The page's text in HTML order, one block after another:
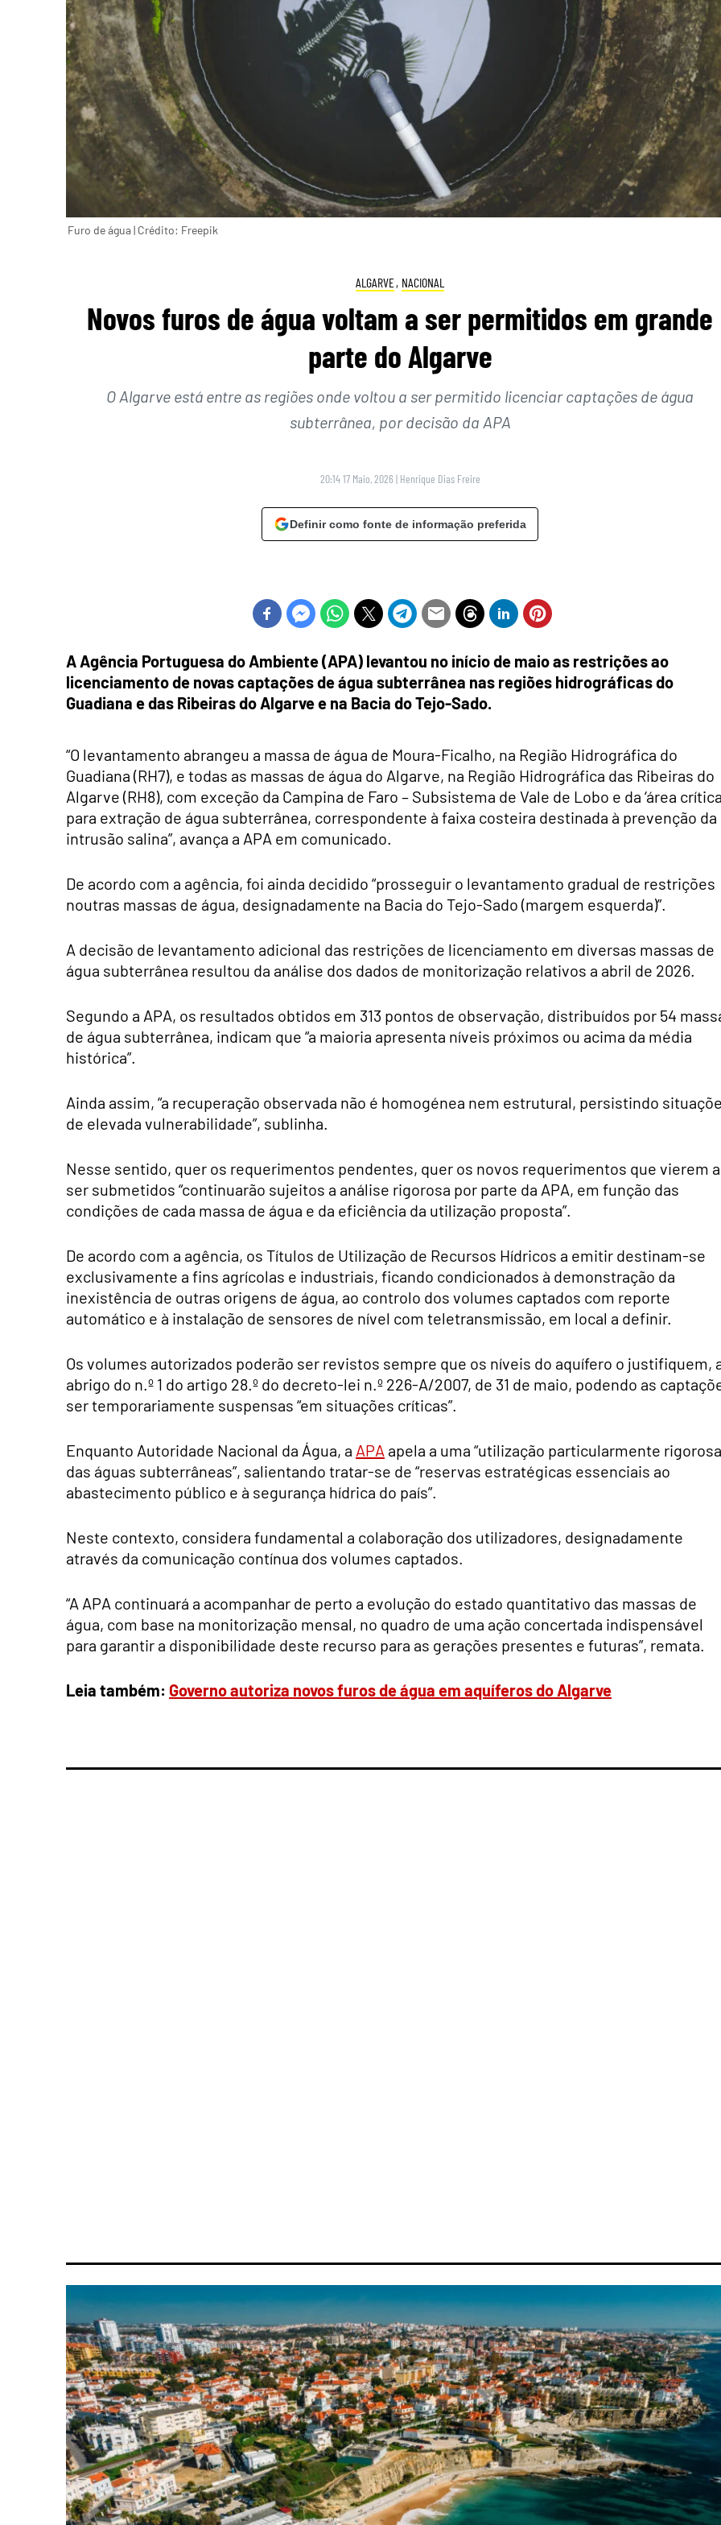
Furo de água | Crédito: Freepik
ALGARVE, NACIONAL
Novos furos de água voltam a ser permitidos em grande
parte do Algarve
O Algarve está entre as regiões onde voltou a ser permitido licenciar captações de água
subterrânea, por decisão da APA
20:14 17 Maio, 2026 | Henrique Dias Freire
Definir como fonte de informação preferida
A Agência Portuguesa do Ambiente (APA) levantou no início de maio as restrições ao
licenciamento de novas captações de água subterrânea nas regiões hidrográficas do
Guadiana e das Ribeiras do Algarve e na Bacia do Tejo-Sado.
“O levantamento abrangeu a massa de água de Moura-Ficalho, na Região Hidrográfica do
Guadiana (RH7), e todas as massas de água do Algarve, na Região Hidrográfica das Ribeiras do
Algarve (RH8), com exceção da Campina de Faro – Subsistema de Vale de Lobo e da ‘área
para extração de água subterrânea, correspondente à faixa costeira destinada à prevenção da
intrusão salina”, avança a APA em comunicado.
De acordo com a agência, foi ainda decidido “prosseguir o levantamento gradual de restrições
noutras massas de água, designadamente na Bacia do Tejo-Sado (margem esquerda)”.
A decisão de levantamento adicional das restrições de licenciamento em diversas massas de
água subterrânea resultou da análise dos dados de monitorização relativos a abril de 2026.
Segundo a APA, os resultados obtidos em 313 pontos de observação, distribuídos por 54
de água subterrânea, indicam que “a maioria apresenta níveis próximos ou acima da média
histórica”.
Ainda assim, “a recuperação observada não é homogénea nem estrutural, persistindo
de elevada vulnerabilidade”, sublinha.
Nesse sentido, quer os requerimentos pendentes, quer os novos requerimentos que vierem a
ser submetidos “continuarão sujeitos a análise rigorosa por parte da APA, em função das
condições de cada massa de água e da eficiência da utilização proposta”.
De acordo com a agência, os Títulos de Utilização de Recursos Hídricos a emitir destinam-se
exclusivamente a fins agrícolas e industriais, ficando condicionados à demonstração da
inexistência de outras origens de água, ao controlo dos volumes captados com reporte
automático e à instalação de sensores de nível com teletransmissão, em local a definir.
Os volumes autorizados poderão ser revistos sempre que os níveis do aquífero o justifiquem,
abrigo do n.º 1 do artigo 28.º do decreto-lei n.º 226-A/2007, de 31 de maio, podendo as
ser temporariamente suspensas “em situações críticas”.
Enquanto Autoridade Nacional da Água, a APA apela a uma “utilização particularmente rigorosa
das águas subterrâneas”, salientando tratar-se de “reservas estratégicas essenciais ao
abastecimento público e à segurança hídrica do país”.
Neste contexto, considera fundamental a colaboração dos utilizadores, designadamente
através da comunicação contínua dos volumes captados.
“A APA continuará a acompanhar de perto a evolução do estado quantitativo das massas de
água, com base na monitorização mensal, no quadro de uma ação concertada indispensável
para garantir a disponibilidade deste recurso para as gerações presentes e futuras”, remata.
Leia também: Governo autoriza novos furos de água em aquíferos do Algarve